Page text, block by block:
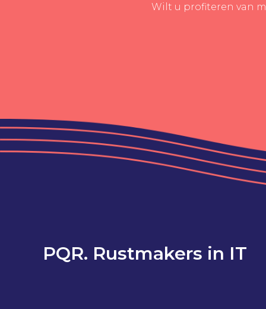
Wilt u profiteren van
PQR. Rustmakers in IT